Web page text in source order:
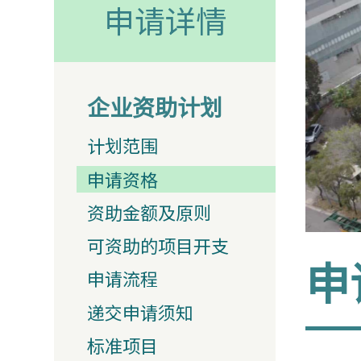
申请详情
企业资助计划
计划范围
申请资格
资助金额及原则
可资助的项目开支
申请流程
递交申请须知
标准项目